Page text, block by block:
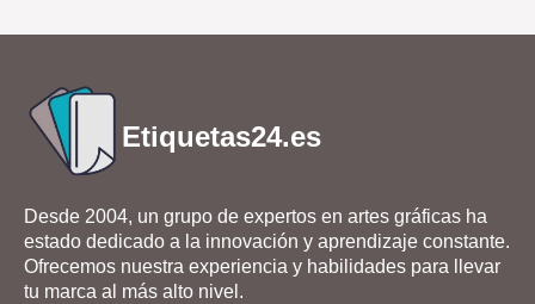
Etiquetas24.es
Desde 2004, un grupo de expertos en artes gráficas ha
estado dedicado a la innovación y aprendizaje constante.
Ofrecemos nuestra experiencia y habilidades para llevar
tu marca al más alto nivel.